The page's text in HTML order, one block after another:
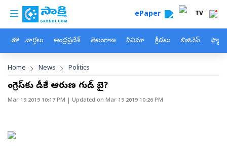
Skip to main content
custom menu ePaper TV
హోం వార్తలు ఆంధ్రప్రదేశ్ తెలంగాణ సినిమా క్రీడలు బిజినెస్
Breadcrumb
Home News Politics
కాంగ్రెస్‌కు డీకే ఆరుణ గుడ్‌ బై?
Mar 19 2019 10:17 PM | Updated on Mar 19 2019 10:26 PM